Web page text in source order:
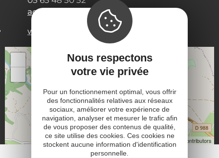
accueil@terresdaveyron.fr
www.terresdaveyron.fr
44.469989, 2.719742
Leaflet| Map data ©OpenStreetMap contributors
Nous respectons
votre vie privée
Pour un fonctionnement optimal, vous offrir
des fonctionnalités relatives aux réseaux
sociaux, améliorer votre expérience de
navigation, analyser et mesurer le trafic afin
de vous proposer des contenus de qualité,
ce site utilise des cookies. Ces cookies ne
stockent aucune information d'identification
personnelle.